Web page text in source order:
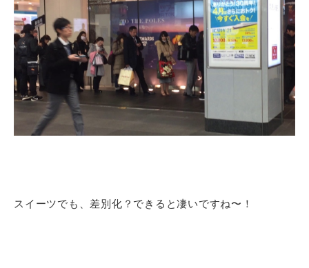
スイーツでも、差別化？できると凄いですね〜！